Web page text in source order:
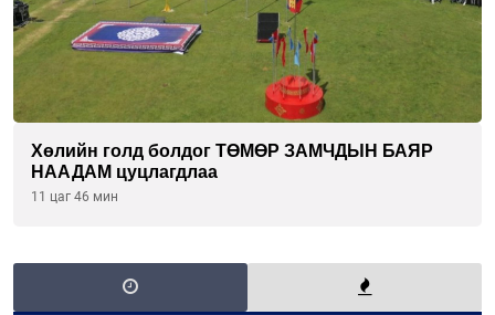
Хөлийн голд болдог ТӨМӨР ЗАМЧДЫН БАЯР
НААДАМ цуцлагдлаа
11 цаг 46 мин